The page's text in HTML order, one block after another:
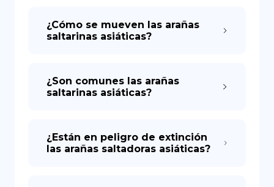
¿Cómo se mueven las arañas
saltarinas asiáticas?
¿Son comunes las arañas
saltarinas asiáticas?
¿Están en peligro de extinción
las arañas saltadoras asiáticas?